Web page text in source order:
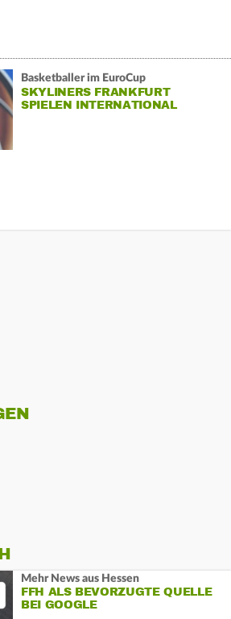
Basketballer im EuroCup
SKYLINERS FRANKFURT
SPIELEN INTERNATIONAL
Mehr News aus Hessen
FFH ALS BEVORZUGTE QUELLE
BEI GOOGLE